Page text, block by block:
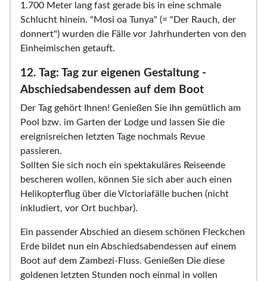
1.700 Meter lang fast gerade bis in eine schmale
Schlucht hinein. "Mosi oa Tunya" (= "Der Rauch, der
donnert") wurden die Fälle vor Jahrhunderten von den
Einheimischen getauft.
12. Tag: Tag zur eigenen Gestaltung -
Abschiedsabendessen auf dem Boot
Der Tag gehört Ihnen! Genießen Sie ihn gemütlich am
Pool bzw. im Garten der Lodge und lassen Sie die
ereignisreichen letzten Tage nochmals Revue
passieren.
Sollten Sie sich noch ein spektakuläres Reiseende
bescheren wollen, können Sie sich aber auch einen
Helikopterflug über die Victoriafälle buchen (nicht
inkludiert, vor Ort buchbar).
Ein passender Abschied an diesem schönen Fleckchen
Erde bildet nun ein Abschiedsabendessen auf einem
Boot auf dem Zambezi-Fluss. Genießen Die diese
goldenen letzten Stunden noch einmal in vollen